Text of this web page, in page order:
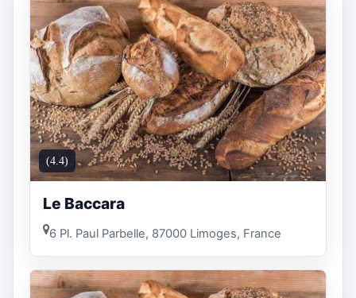
(4.4)
Le Baccara
6 Pl. Paul Parbelle, 87000 Limoges, France